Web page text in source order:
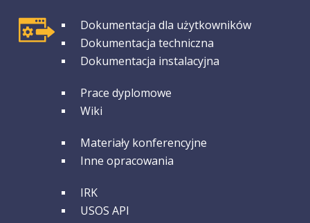
GRUPA 1Dokumentacja dla użytkowników
Dokumentacja techniczna
Dokumentacja instalacyjna
GRUPA 2Prace dyplomowe
Wiki
GRUPA 3Materiały konferencyjne
Inne opracowania
GRUPA 4
IRK
USOS API